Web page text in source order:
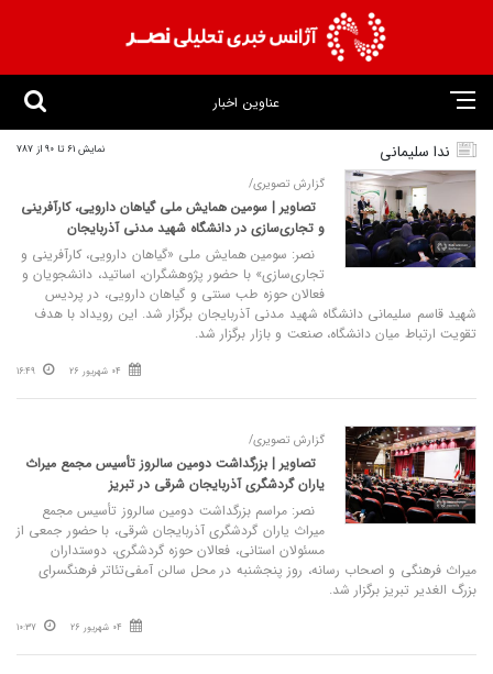
عناوین اخبار
ندا سلیمانی نمایش 61 تا 90 از 787
گزارش تصویری/
تصاویر | سومین همایش ملی گیاهان دارویی، کارآفرینی
و تجاری‌سازی در دانشگاه شهید مدنی آذربایجان
نصر: سومین همایش ملی «گیاهان دارویی، کارآفرینی و
تجاری‌سازی» با حضور پژوهشگران، اساتید، دانشجویان و
فعالان حوزه طب سنتی و گیاهان دارویی، در پردیس
شهید قاسم سلیمانی دانشگاه شهید مدنی آذربایجان برگزار شد. این رویداد با هدف
تقویت ارتباط میان دانشگاه، صنعت و بازار برگزار شد.
04 شهریور 26 16:49
گزارش تصویری/
تصاویر | بزرگداشت دومین سالروز تأسیس مجمع میراث
یاران گردشگری آذربایجان شرقی در تبریز
نصر: مراسم بزرگداشت دومین سالروز تأسیس مجمع
میراث یاران گردشگری آذربایجان شرقی، با حضور جمعی از
مسئولان استانی، فعالان حوزه گردشگری، دوستداران
میراث فرهنگی و اصحاب رسانه، روز پنجشنبه در محل سالن آمفی‌تئاتر فرهنگسرای
بزرگ الغدیر تبریز برگزار شد.
04 شهریور 26 10:37